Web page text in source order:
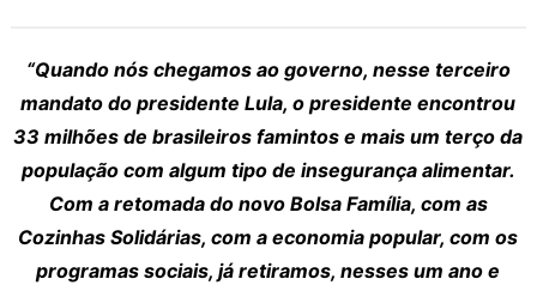
“Quando nós chegamos ao governo, nesse terceiro
mandato do presidente Lula, o presidente encontrou
33 milhões de brasileiros famintos e mais um terço da
população com algum tipo de insegurança alimentar.
Com a retomada do novo Bolsa Família, com as
Cozinhas Solidárias, com a economia popular, com os
programas sociais, já retiramos, nesses um ano e